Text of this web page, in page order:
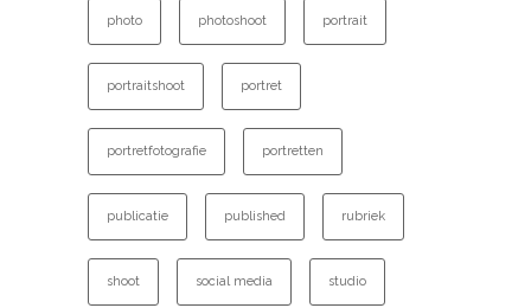
photo photoshoot portrait
portraitshoot portret
portretfotografie portretten
publicatie published rubriek
shoot social media studio